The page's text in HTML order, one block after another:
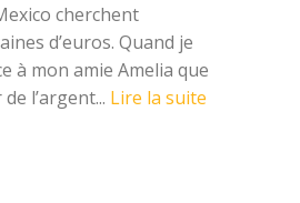
cherchent
d’euros. Quand je
à mon amie Amelia que
l’argent... Lire la suite